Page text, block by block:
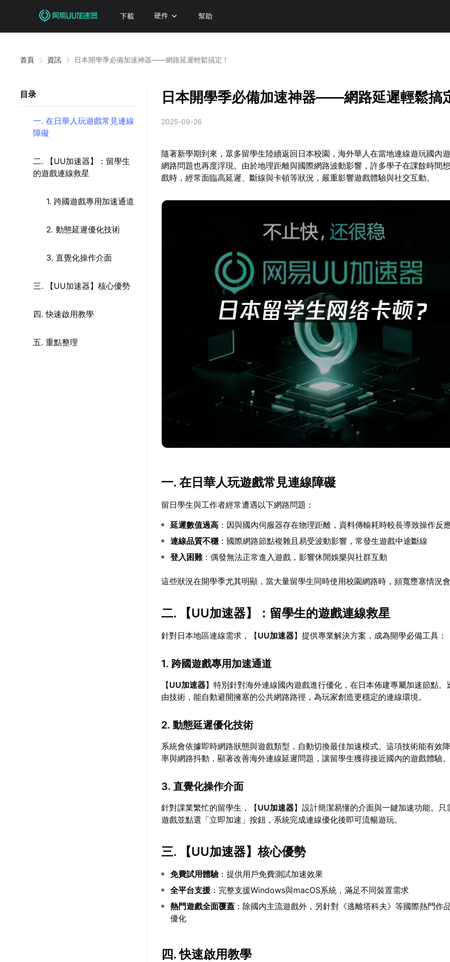
下載 硬件 幫助
首頁 資訊 日本開學季必備加速神器——網路延遲輕鬆搞定！
目录
一. 在日華人玩遊戲常見連線
障礙
二. 【UU加速器】：留學生
的遊戲連線救星
1. 跨國遊戲專用加速通道
2. 動態延遲優化技術
3. 直覺化操作介面
三. 【UU加速器】核心優勢
四. 快速啟用教學
五. 重點整理
日本開學季必備加速神器——網路延遲輕鬆搞
2025-09-26
隨著新學期到來，眾多留學生陸續返回日本校園，海外華人在當地連線遊玩國內
網路問題也再度浮現。由於地理距離與國際網路波動影響，許多學子在課餘時間
戲時，經常面臨高延遲、斷線與卡頓等狀況，嚴重影響遊戲體驗與社交互動。
一. 在日華人玩遊戲常見連線障礙
留日學生與工作者經常遭遇以下網路問題：
延遲數值過高 ：因與國內伺服器存在物理距離，資料傳輸耗時較長導致操作反
連線品質不穩 ：國際網路節點複雜且易受波動影響，常發生遊戲中途斷線
登入困難：偶發無法正常進入遊戲，影響休閒娛樂與社群互動
這些狀況在開學季尤其明顯，當大量留學生同時使用校園網路時，頻寬壅塞情況會
二. 【UU加速器】：留學生的遊戲連線救星
針對日本地區連線需求，【UU加速器】提供專業解決方案，成為開學必備工具：
1. 跨國遊戲專用加速通道
【UU加速器】特別針對海外連線國內遊戲進行優化，在日本佈建專屬加速節點。
由技術，能自動避開擁塞的公共網路路徑，為玩家創造更穩定的連線環境。
2. 動態延遲優化技術
系統會依據即時網路狀態與遊戲類型，自動切換最佳加速模式。這項技術能有效
率與網路抖動，顯著改善海外連線延遲問題，讓留學生獲得接近國內的遊戲體驗。
3. 直覺化操作介面
針對課業繁忙的留學生，【UU加速器】設計簡潔易懂的介面與一鍵加速功能。只
遊戲並點選「立即加速」按鈕，系統完成連線優化後即可流暢遊玩。
三. 【UU加速器】核心優勢
免費試用體驗：提供用戶免費測試加速效果
全平台支援 ：完整支援Windows與macOS系統，滿足不同裝置需求
熱門遊戲全面覆蓋 ：除國內主流遊戲外，另針對《逃離塔科夫》等國際熱門作
優化
四. 快速啟用教學